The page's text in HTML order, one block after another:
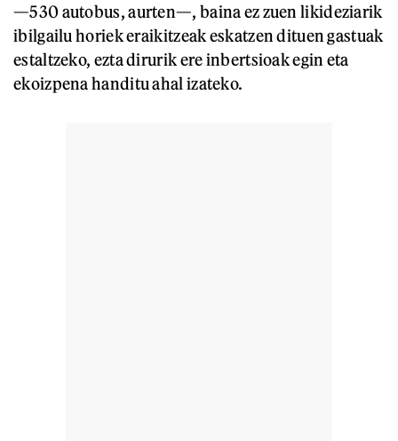
—530 autobus, aurten—, baina ez zuen likideziarik
ibilgailu horiek eraikitzeak eskatzen dituen gastuak
estaltzeko, ezta dirurik ere inbertsioak egin eta
ekoizpena handitu ahal izateko.